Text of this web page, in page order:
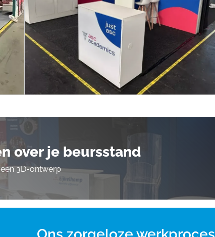
over je beursstand
3D-ontwerp